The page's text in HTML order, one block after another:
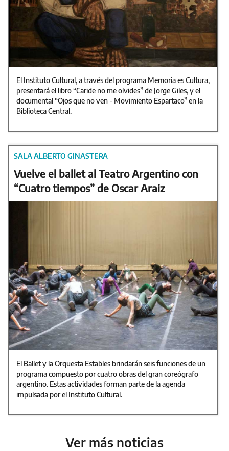
El Instituto Cultural, a través del programa Memoria es Cultura,
presentará el libro “Caride no me olvides” de Jorge Giles, y el
documental “Ojos que no ven - Movimiento Espartaco” en la
Biblioteca Central.
SALA ALBERTO GINASTERA
Vuelve el ballet al Teatro Argentino con
“Cuatro tiempos” de Oscar Araiz
El Ballet y la Orquesta Estables brindarán seis funciones de un
programa compuesto por cuatro obras del gran coreógrafo
argentino. Estas actividades forman parte de la agenda
impulsada por el Instituto Cultural.
Ver más noticias